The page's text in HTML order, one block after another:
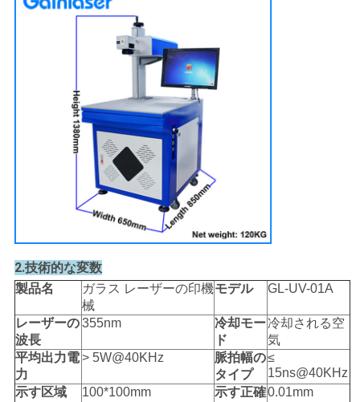
し
PRIVACY
POLICY
2.技術的な変数
製品名
ガラス レーザーの印機
械
モデル GL-UV-01A
レーザーの
波長
355nm
冷却モー
ド
冷却される空
気
平均出力電
力
> 5W@40KHz
脈拍幅の
タイプ
≤
15ns@40KHz
示す区域
100*100mm
示す正確0.01mm